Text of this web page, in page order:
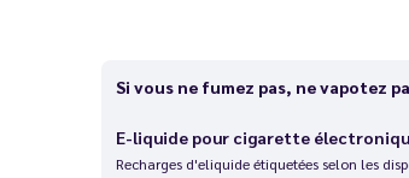
Si vous ne fumez pas, ne vapotez
E-liquide pour cigarette
Recharges d'eliquide étiquetées selon les